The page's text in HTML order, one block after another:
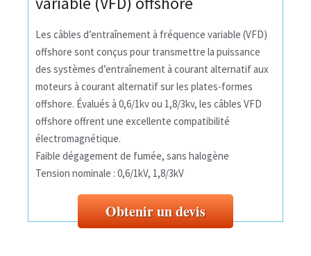
Les câbles d’entraînement à fréquence variable (VFD)
offshore sont conçus pour transmettre la puissance
des systèmes d’entraînement à courant alternatif aux
moteurs à courant alternatif sur les plates-formes
offshore. Évalués à 0,6/1kv ou 1,8/3kv, les câbles VFD
offshore offrent une excellente compatibilité
électromagnétique.
Faible dégagement de fumée, sans halogène
Tension nominale : 0,6/1kV, 1,8/3kV
Obtenir un devis